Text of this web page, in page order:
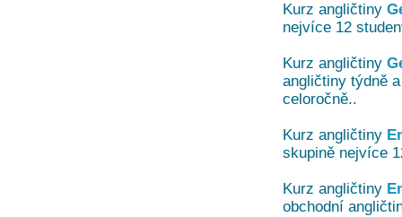
Kurz angličtiny
nejvíce 12
Kurz angličtiny
angličtiny týdně
celoročně..
Kurz angličtiny
skupině nejvíce
Kurz angličtiny
obchodní